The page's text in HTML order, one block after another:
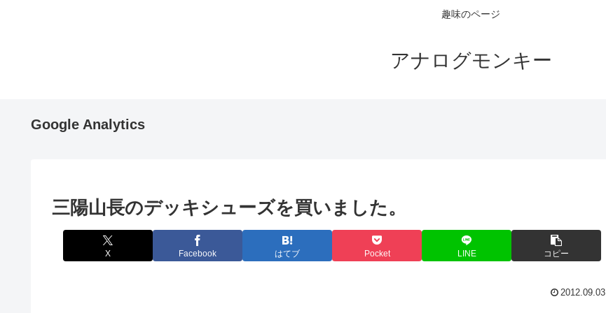
趣味のページ
アナログモンキー
Google Analytics
三陽山長のデッキシューズを買いました。
X Facebook はてブ Pocket LINE コピー
2012.09.03